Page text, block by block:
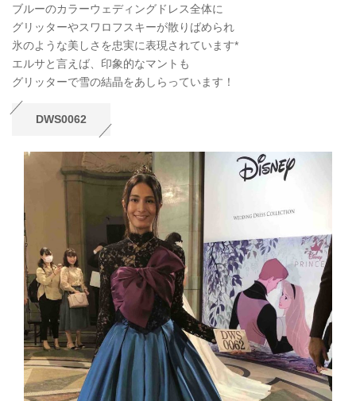
ブルーのカラーウェディングドレス全体に
グリッターやスワロフスキーが散りばめられ
氷のような美しさを忠実に表現されています*
エルサと言えば、印象的なマントも
グリッターで雪の結晶をあしらっています！
DWS0062